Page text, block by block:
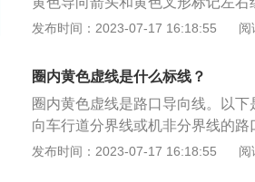
可以连接对向车行道的分界线，
口或区间禁止车辆掉头。2.网状线
在黄色的网状线外等候，直到确认
可驶过黄色的网状线。
发布时间：2023-07-17 16:18:55 阅
圈内黄色虚线是什么标线？
圈内黄色虚线是路口导向线。以
向车行道分界线或机非分界线的
车行道分界线的路口导向线为黄色
发布时间：2023-07-17 16:18:55 阅